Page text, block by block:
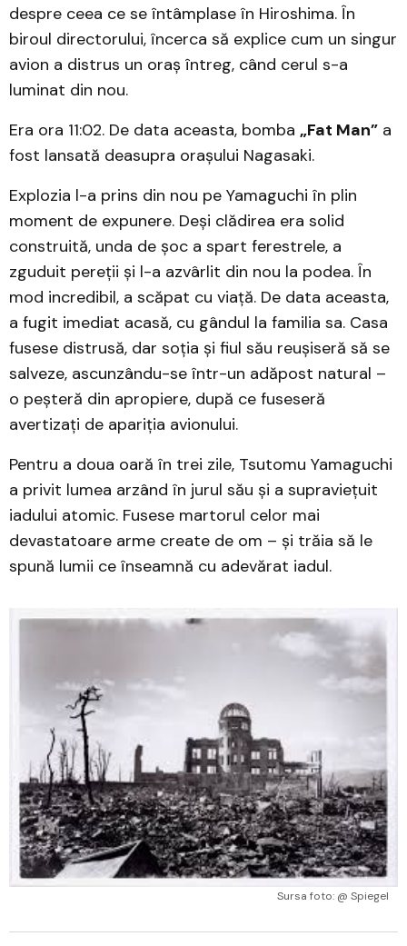
despre ceea ce se întâmplase în Hiroshima. În
biroul directorului, încerca să explice cum un singur
avion a distrus un oraș întreg, când cerul s-a
luminat din nou.
Era ora 11:02. De data aceasta, bomba „Fat Man” a
fost lansată deasupra orașului Nagasaki.
Explozia l-a prins din nou pe Yamaguchi în plin
moment de expunere. Deși clădirea era solid
construită, unda de șoc a spart ferestrele, a
zguduit pereții și l-a azvârlit din nou la podea. În
mod incredibil, a scăpat cu viață. De data aceasta,
a fugit imediat acasă, cu gândul la familia sa. Casa
fusese distrusă, dar soția și fiul său reușiseră să se
salveze, ascunzându-se într-un adăpost natural –
o peșteră din apropiere, după ce fuseseră
avertizați de apariția avionului.
Pentru a doua oară în trei zile, Tsutomu Yamaguchi
a privit lumea arzând în jurul său și a supraviețuit
iadului atomic. Fusese martorul celor mai
devastatoare arme create de om – și trăia să le
spună lumii ce înseamnă cu adevărat iadul.
Sursa foto: @ Spiegel